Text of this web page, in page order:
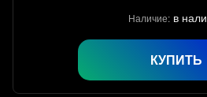
Наличие: в
КУПИТЬ